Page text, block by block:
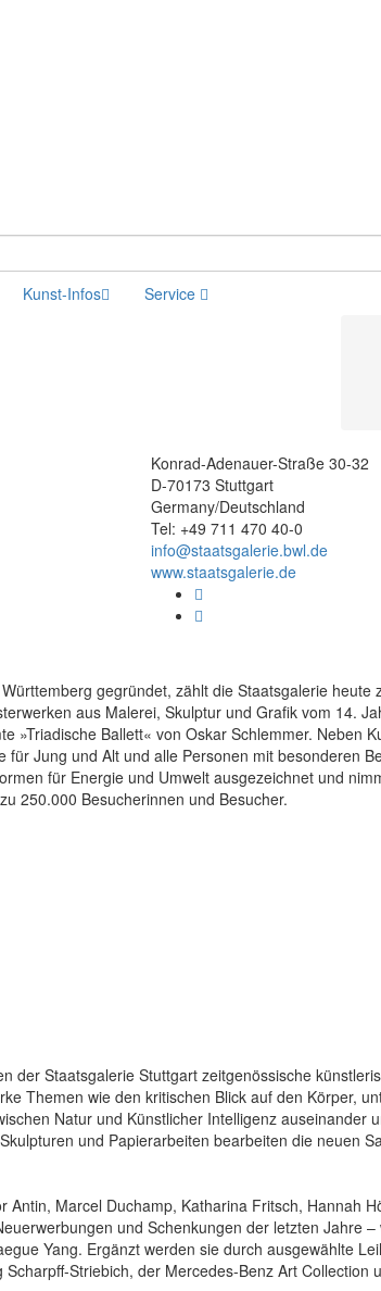
Kunst-Infos Service
Konrad-Adenauer-Straße 30-32
D-70173 Stuttgart
Germany/Deutschland
Tel: +49 711 470 40-0
info@staatsgalerie.bwl.de
www.staatsgalerie.de
gegründet, zählt die Staatsgalerie
aus Malerei, Skulptur und Grafik vom 14.
»Triadische Ballett« von Oskar Schlemmer. Neben
Jung und Alt und alle Personen mit besonderen
für Energie und Umwelt ausgezeichnet und
250.000 Besucherinnen und Besucher.
der Staatsgalerie Stuttgart zeitgenössische
Themen wie den kritischen Blick auf den Körper,
Natur und Künstlicher Intelligenz auseinander
und Papierarbeiten bearbeiten die neuen
Marcel Duchamp, Katharina Fritsch, Hannah
und Schenkungen der letzten Jahre
Yang. Ergänzt werden sie durch ausgewählte
Striebich, der Mercedes-Benz Art Collection